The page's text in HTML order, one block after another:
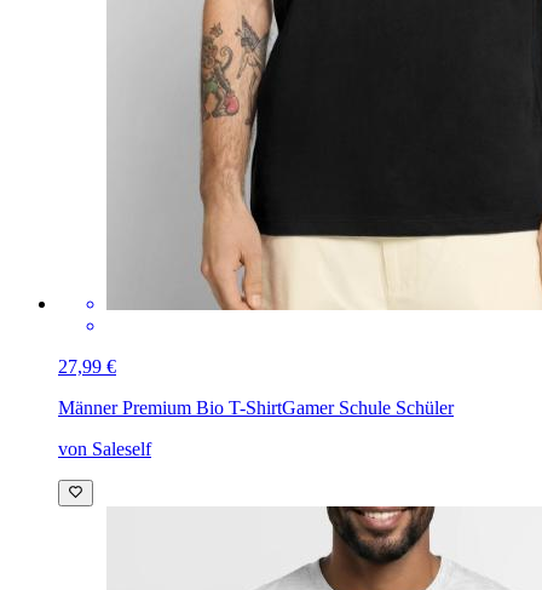
27,99 €
Männer Premium Bio T-ShirtGamer Schule Schüler
von Saleself